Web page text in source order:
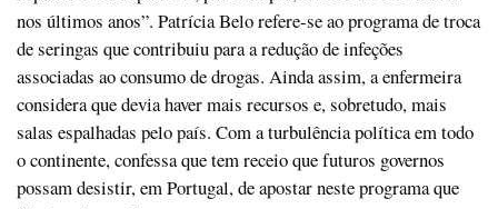
nos últimos anos”. Patrícia Belo refere-se ao programa de troca
de seringas que contribuiu para a redução de infeções
associadas ao consumo de drogas. Ainda assim, a enfermeira
considera que devia haver mais recursos e, sobretudo, mais
salas espalhadas pelo país. Com a turbulência política em todo
o continente, confessa que tem receio que futuros governos
possam desistir, em Portugal, de apostar neste programa que